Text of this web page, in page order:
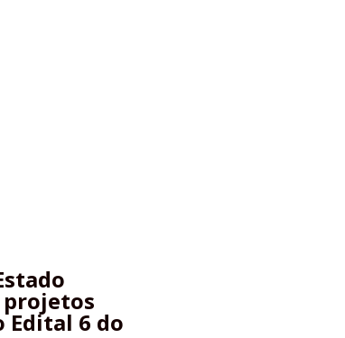
Edital 6 do